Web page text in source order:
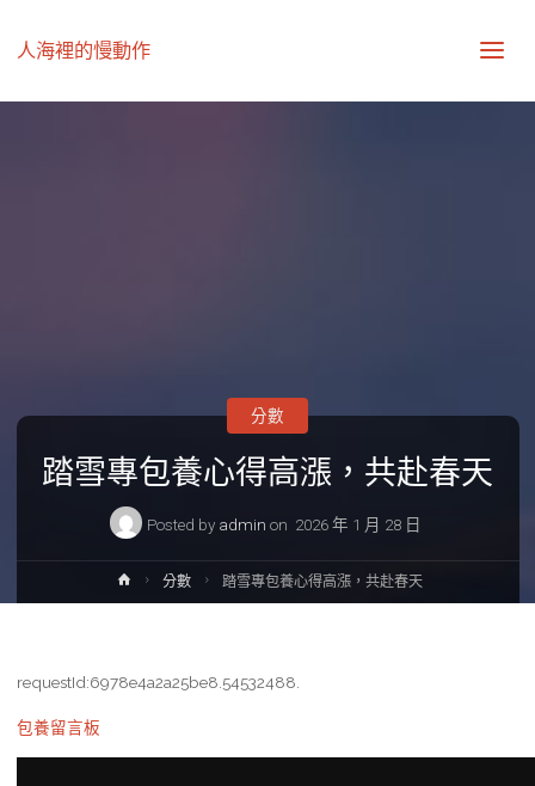
人海裡的慢動作
踏雪專包養心得高漲，共赴春天
Posted by admin on 2026 年 1 月 28 日
分數
Home分數 踏雪專包養心得高漲，共赴春天
requestId:6978e4a2a25be8.54532488.
包養留言板